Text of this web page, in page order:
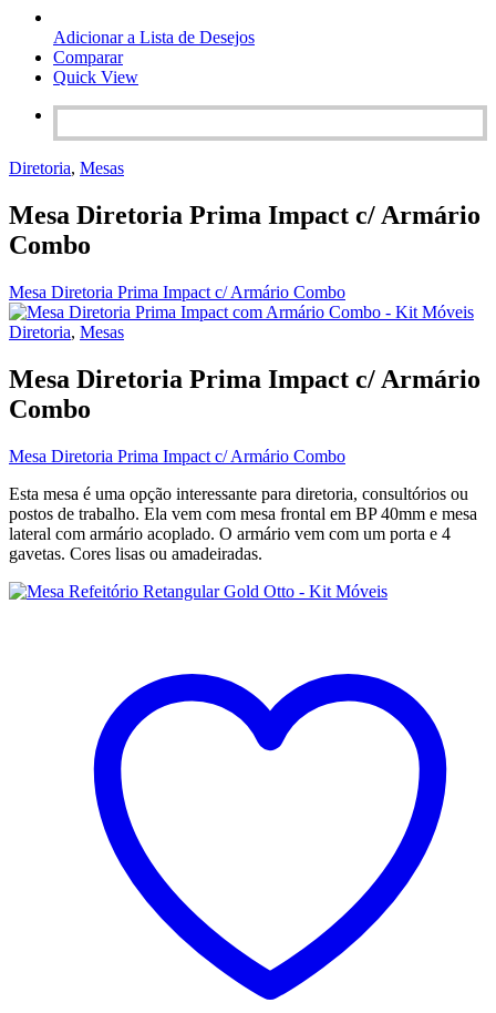
Adicionar a Lista de Desejos
Comparar
Quick View
Diretoria, Mesas
Mesa Diretoria Prima Impact c/ Armário
Combo
Mesa Diretoria Prima Impact c/ Armário Combo
Diretoria, Mesas
Mesa Diretoria Prima Impact c/ Armário
Combo
Mesa Diretoria Prima Impact c/ Armário Combo
Esta mesa é uma opção interessante para diretoria, consultórios ou
postos de trabalho. Ela vem com mesa frontal em BP 40mm e mesa
lateral com armário acoplado. O armário vem com um porta e 4
gavetas. Cores lisas ou amadeiradas.